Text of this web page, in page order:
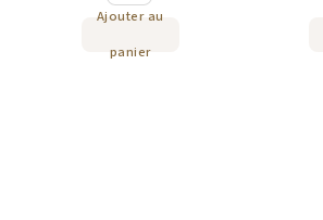
Ajouter au
panier